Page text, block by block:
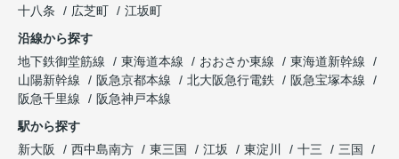
十八条
広芝町
江坂町
沿線から探す
地下鉄御堂筋線
東海道本線 おおさか東線
東海道新幹線
山陽新幹線
阪急京都本線 北大阪急行電鉄
阪急宝塚本線
阪急千里線
阪急神戸本線
駅から探す
新大阪
西中島南方 東三国 江坂 東淀川 十三
三国